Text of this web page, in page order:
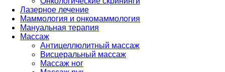
Лазерное лечение
Маммология и онкомаммология
Мануальная терапия
Массаж
Антицеллюлитный массаж
Висцеральный массаж
Массаж ног